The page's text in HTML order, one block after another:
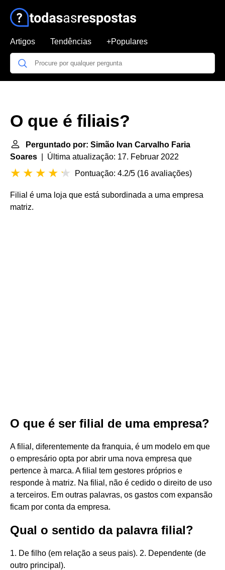
Artigos Tendências +Populares
O que é filiais?
Perguntado por: Simão Ivan Carvalho Faria
Soares | Última atualização: 17. Februar 2022
Pontuação: 4.2/5 (16 avaliações)
Filial é uma loja que está subordinada a uma empresa
matriz.
O que é ser filial de uma empresa?
A filial, diferentemente da franquia, é um modelo em que
o empresário opta por abrir uma nova empresa que
pertence à marca. A filial tem gestores próprios e
responde à matriz. Na filial, não é cedido o direito de uso
a terceiros. Em outras palavras, os gastos com expansão
ficam por conta da empresa.
Qual o sentido da palavra filial?
1. De filho (em relação a seus pais). 2. Dependente (de
outro principal).